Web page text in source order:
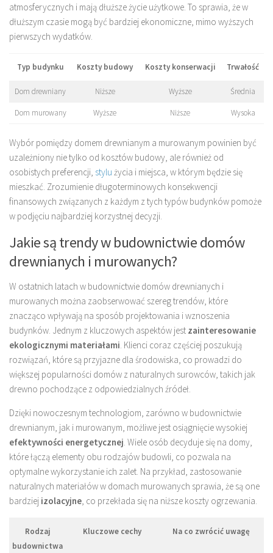
atmosferycznych i mają dłuższe życie użytkowe. To sprawia, że w
dłuższym czasie mogą być bardziej ekonomiczne, mimo wyższych
pierwszych wydatków.
Typ budynku Koszty budowy Koszty konserwacji Trwałość
Dom drewniany Niższe Wyższe Średnia
Dom murowany Wyższe Niższe Wysoka
Wybór pomiędzy domem drewnianym a murowanym powinien być
uzależniony nie tylko od kosztów budowy, ale również od
osobistych preferencji, stylu życia i miejsca, w którym będzie się
mieszkać. Zrozumienie długoterminowych konsekwencji
finansowych związanych z każdym z tych typów budynków pomoże
w podjęciu najbardziej korzystnej decyzji.
Jakie są trendy w budownictwie domów
drewnianych i murowanych?
W ostatnich latach w budownictwie domów drewnianych i
murowanych można zaobserwować szereg trendów, które
znacząco wpływają na sposób projektowania i wznoszenia
budynków. Jednym z kluczowych aspektów jest zainteresowanie
ekologicznymi materiałami. Klienci coraz częściej poszukują
rozwiązań, które są przyjazne dla środowiska, co prowadzi do
większej popularności domów z naturalnych surowców, takich jak
drewno pochodzące z odpowiedzialnych źródeł.
Dzięki nowoczesnym technologiom, zarówno w budownictwie
drewnianym, jak i murowanym, możliwe jest osiągnięcie wysokiej
efektywności energetycznej. Wiele osób decyduje się na domy,
które łączą elementy obu rodzajów budowli, co pozwala na
optymalne wykorzystanie ich zalet. Na przykład, zastosowanie
naturalnych materiałów w domach murowanych sprawia, że są one
bardziej izolacyjne, co przekłada się na niższe koszty ogrzewania.
Rodzaj
budownictwa
Kluczowe cechy Na co zwrócić uwagę